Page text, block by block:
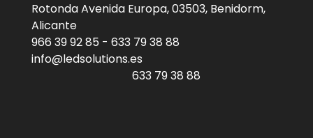
Rotonda Avenida Europa, 03503, Benidorm,
Alicante
966 39 92 85 - 633 79 38 88
info@ledsolutions.es
633 79 38 88